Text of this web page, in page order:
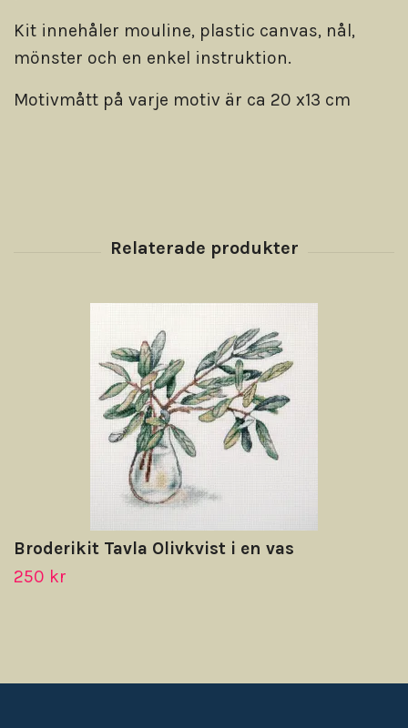
Kit innehåler mouline, plastic canvas, nål,
mönster och en enkel instruktion.
Motivmått på varje motiv är ca 20 x13 cm
Broderikit Tavla Olivkvist i en vas
250 kr